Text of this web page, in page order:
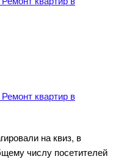
на квиз,
числу посетителей